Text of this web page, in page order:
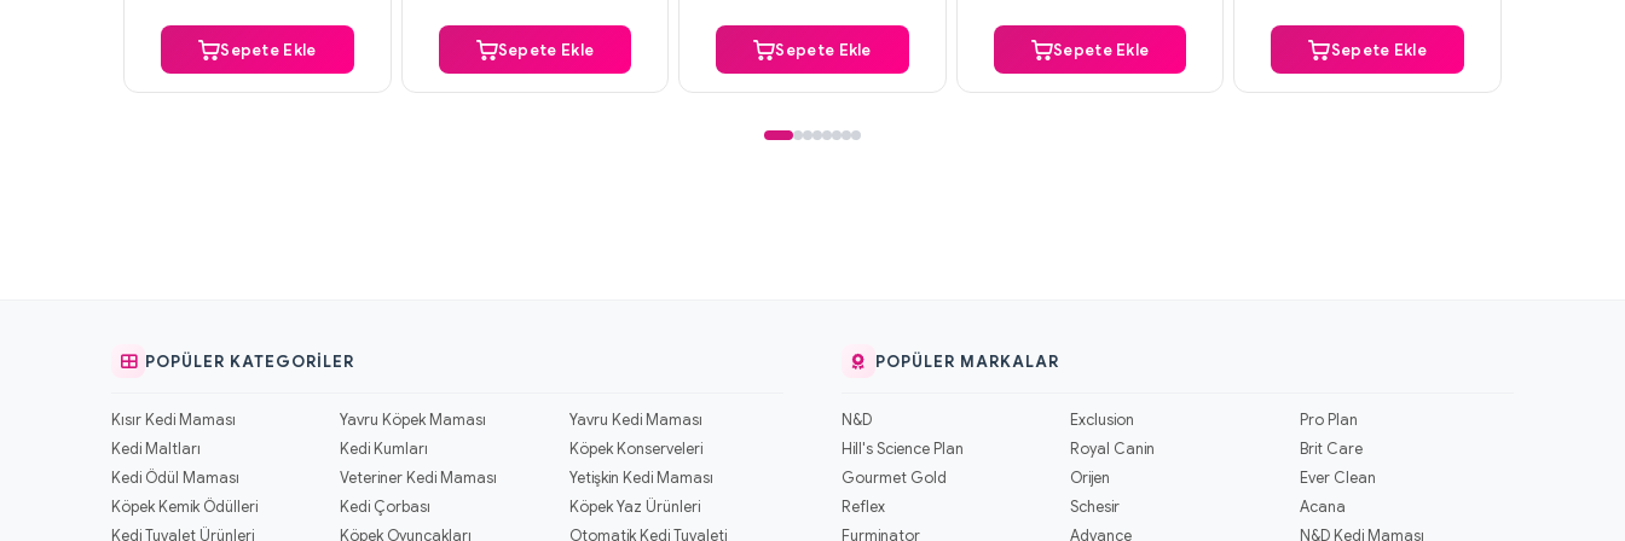
Sepete Ekle Sepete Ekle Sepete Ekle Sepete Ekle Sepete Ekle
POPÜLER KATEGORILER
Kısır Kedi Maması Yavru Köpek Maması
Yavru Kedi Maması
Kedi Maltları
Kedi Kumları
Köpek Konserveleri
Kedi Ödül Maması
Veteriner Kedi Maması
Yetişkin Kedi Maması
Köpek Kemik Ödülleri
Kedi Çorbası
Köpek Yaz Ürünleri
Kedi Tuvalet Ürünleri
Köpek Oyuncakları Otomatik Kedi Tuvaleti
POPÜLER MARKALAR
N&D Exclusion
Pro Plan
Hill's Science Plan
Royal Canin
Brit Care
Gourmet Gold
Orijen
Ever Clean
Reflex
Schesir
Acana
Furminator
Advance N&D Kedi Maması